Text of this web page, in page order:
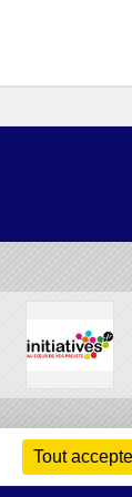
Tout